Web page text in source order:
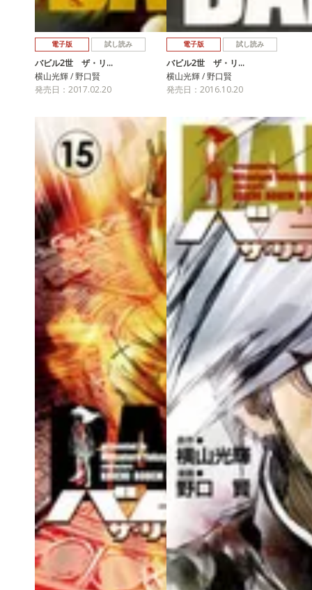
電子版 試し読み
バビル2世 ザ・リ…
横山光輝 / 野口賢
発売日：2017.02.20
電子版 試し読み
バビル2世 ザ・リ…
横山光輝 / 野口賢
発売日：2016.10.20